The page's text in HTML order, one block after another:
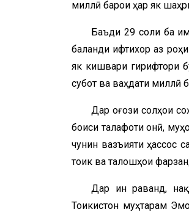
миллӣ барои ҳар як
Баъди 29 соли ба
баланди ифтихор аз
як кишвари гирифтори
субот ва ваҳдати миллӣ
Дар оғози солҳои
боиси талафоти ҷонӣ,
чунин вазъияти ҳассос
тоҷик ва талошҳои
Дар ин раванд,
Тоҷикистон муҳтарам